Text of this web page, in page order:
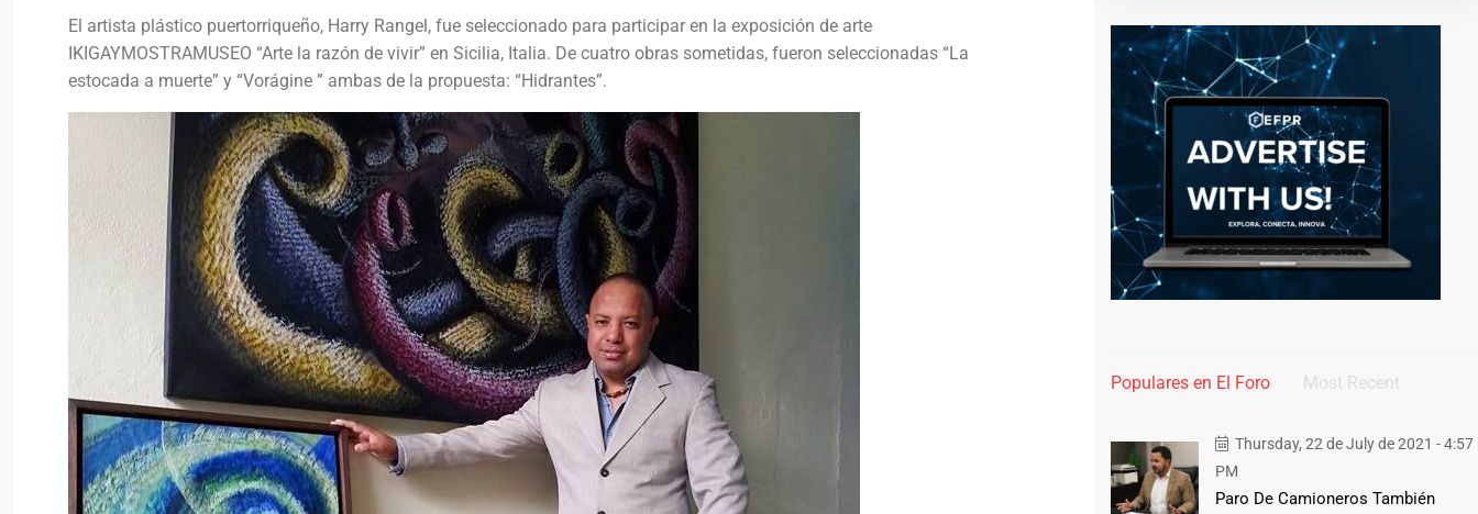
El artista plástico puertorriqueño, Harry Rangel, fue seleccionado para participar en la exposición de arte
IKIGAYMOSTRAMUSEO “Arte la razón de vivir” en Sicilia, Italia. De cuatro obras sometidas, fueron seleccionadas “La
estocada a muerte” y “Vorágine ” ambas de la propuesta: “Hidrantes”.
Populares en El Foro Most Recent
Thursday, 22 de July de 2021 - 4:57
PM
Paro De Camioneros También